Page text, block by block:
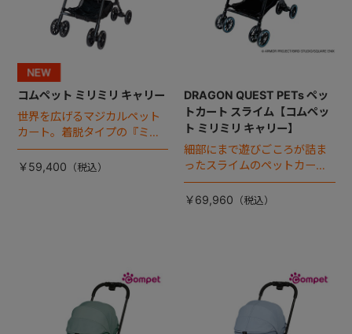
コムペット ミリミリ キャリー
世界を広げるマジカルペット
カート。着脱タイプの『ミリ
ミリ キャリー』 からアースカ
ラーが登場！
￥59,400
DRAGON QUEST PETs ペッ
トカート スライム【コムペッ
ト ミリミリ キャリー】
細部にまで遊びごころが詰ま
ったスライムのペットカー
ト。
￥69,960